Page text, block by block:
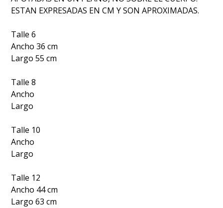
ESTAN EXPRESADAS EN CM Y SON APROXIMADAS.
Talle 6
Ancho 36 cm
Largo 55 cm
Talle 8
Ancho
Largo
Talle 10
Ancho
Largo
Talle 12
Ancho 44 cm
Largo 63 cm